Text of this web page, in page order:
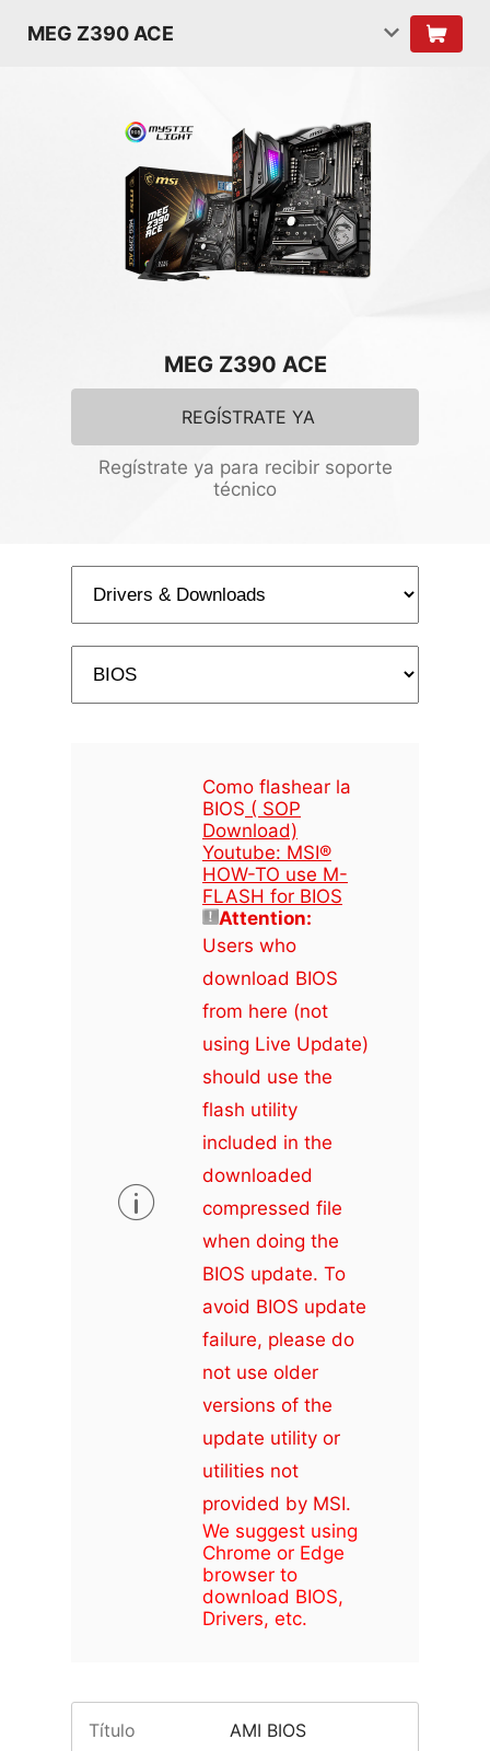
MEG Z390 ACE
MEG Z390 ACE
REGÍSTRATE YA
Regístrate ya para recibir soporte
técnico
Como flashear la
BIOS ( SOP
Download)
Youtube: MSI®
HOW-TO use M-
FLASH for BIOS
Attention:
Users who
download BIOS
from here (not
using Live Update)
should use the
flash utility
included in the
downloaded
compressed file
when doing the
BIOS update. To
avoid BIOS update
failure, please do
not use older
versions of the
update utility or
utilities not
provided by MSI.
We suggest using
Chrome or Edge
browser to
download BIOS,
Drivers, etc.
Título AMI BIOS